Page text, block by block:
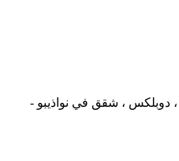
، فيلات ، دوبلكس ، شقق في نواذيبو -